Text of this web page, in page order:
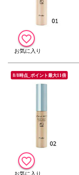
8/8時点_ポイント最大11倍